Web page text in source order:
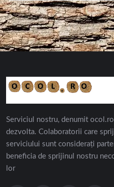
Serviciul nostru, denumit
dezvolta. Colaboratorii care
serviciului sunt considerați
beneficia de sprijinul nostru
lor